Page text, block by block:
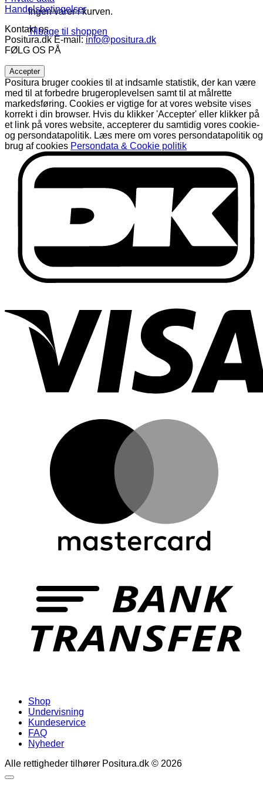
Ingen varer i kurven.
Tilbage til shoppen
Handelsbetingelser
Kontakt os
Positura.dk E-mail: info@positura.dk
FØLG OS PÅ
Positura bruger cookies til at indsamle statistik, der kan være
med til at forbedre brugeroplevelsen samt til at målrette
markedsføring. Cookies er vigtige for at vores website vises
korrekt i din browser. Hvis du klikker 'Accepter' eller klikker på
et link på vores website, accepterer du samtidig vores cookie-
og persondatapolitik. Læs mere om vores persondatapolitik og
brug af cookies Persondata & Cookie politik
Shop
Undervisning
Kundeservice
FAQ
Nyheder
Alle rettigheder tilhører Positura.dk © 2026